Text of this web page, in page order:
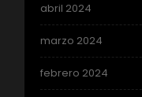
abril 2024
marzo 2024
febrero 2024